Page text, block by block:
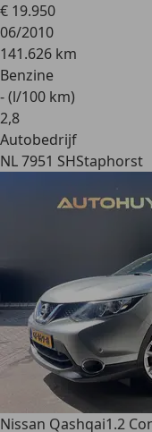
€ 19.950
06/2010
141.626 km
Benzine
- (l/100 km)
2,8
Autobedrijf
NL 7951 SHStaphorst
Nissan Qashqai1.2